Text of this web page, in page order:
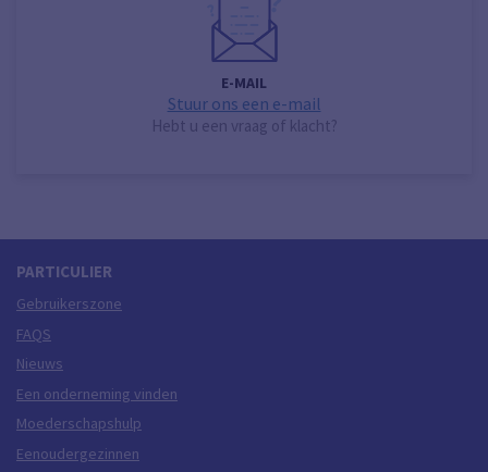
E-MAIL
Stuur ons een e-mail
Hebt u een vraag of klacht?
PARTICULIER
Gebruikerszone
FAQS
Nieuws
Een onderneming vinden
Moederschapshulp
Eenoudergezinnen